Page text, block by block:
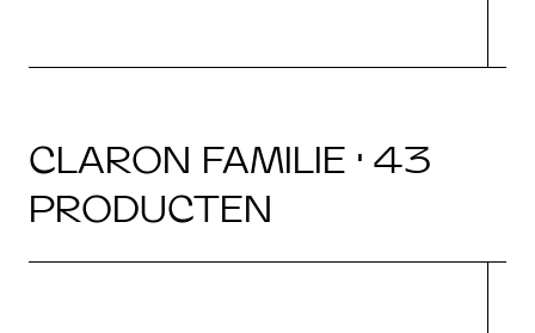
CLARON FAMILIE · 43
PRODUCTEN